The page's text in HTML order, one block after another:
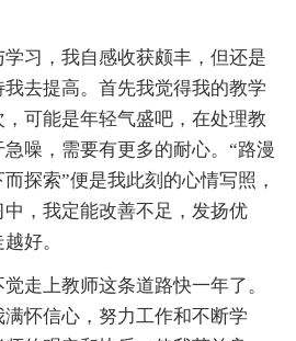
习，我自感收获颇丰，但还是
去提高。首先我觉得我的教学
可能是年轻气盛吧，在处理教
噪，需要有更多的耐心。“路漫
探索”便是我此刻的心情写照，
，我定能改善不足，发扬优
好。
走上教师这条道路快一年了。
怀信心，努力工作和不断学